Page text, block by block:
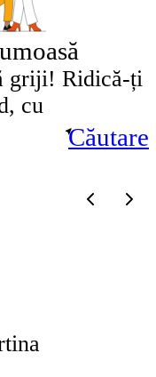
Căutare
griji! Ridică-ți
cu